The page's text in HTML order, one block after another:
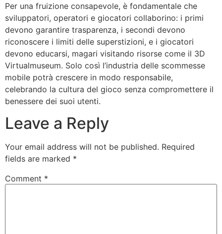
Per una fruizione consapevole, è fondamentale che
sviluppatori, operatori e giocatori collaborino: i primi
devono garantire trasparenza, i secondi devono
riconoscere i limiti delle superstizioni, e i giocatori
devono educarsi, magari visitando risorse come il 3D
Virtualmuseum. Solo così l’industria delle scommesse
mobile potrà crescere in modo responsabile,
celebrando la cultura del gioco senza compromettere il
benessere dei suoi utenti.
Leave a Reply
Your email address will not be published. Required
fields are marked *
Comment *